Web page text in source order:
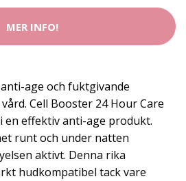
MER INFO!
age och fuktgivande
Cell Booster 24 Hour Care
en effektiv anti-age produkt.
runt och under natten
aktivt. Denna rika
hudkompatibel tack vare